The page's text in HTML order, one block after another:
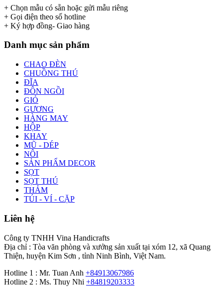
+ Chọn mẫu có sẵn hoặc gửi mẫu riêng
+ Gọi điện theo số hotline
+ Ký hợp đồng- Giao hàng
Danh mục sản phẩm
CHAO ĐÈN
CHUỒNG THÚ
ĐĨA
ĐÔN NGỒI
GIỎ
GƯƠNG
HÀNG MAY
HỘP
KHAY
MŨ - DÉP
NÔI
SẢN PHẨM DECOR
SỌT
SỌT THÚ
THẢM
TÚI - VÍ - CẶP
Liên hệ
Công ty TNHH Vina Handicrafts
Địa chỉ : Tòa văn phòng và xưởng sản xuất tại xóm 12, xã Quang
Thiện, huyện Kim Sơn , tỉnh Ninh Bình, Việt Nam.
Hotline 1 : Mr. Tuan Anh +84913067986
Hotline 2 : Ms. Thuy Nhi +84819203333